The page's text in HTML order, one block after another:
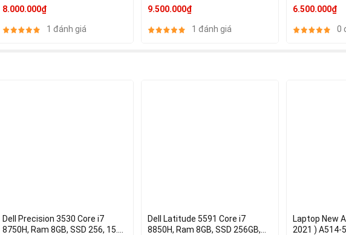
SSD 256GB, 13 Retina
2560x1600, Iris Graphics 6100
8.000.000₫
1 đánh giá
Inch FHD, UHD 620 like new!
9.500.000₫
1 đánh giá
Graphics 4400
6.500.000₫
0
Dell Precision 3530 Core i7
8750H, Ram 8GB, SSD 256, 15.6
Dell Latitude 5591 Core i7
8850H, Ram 8GB, SSD 256GB,
Laptop New
2021 ) A514-